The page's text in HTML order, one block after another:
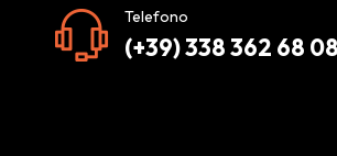
Telefono
(+39) 338 362 68 08